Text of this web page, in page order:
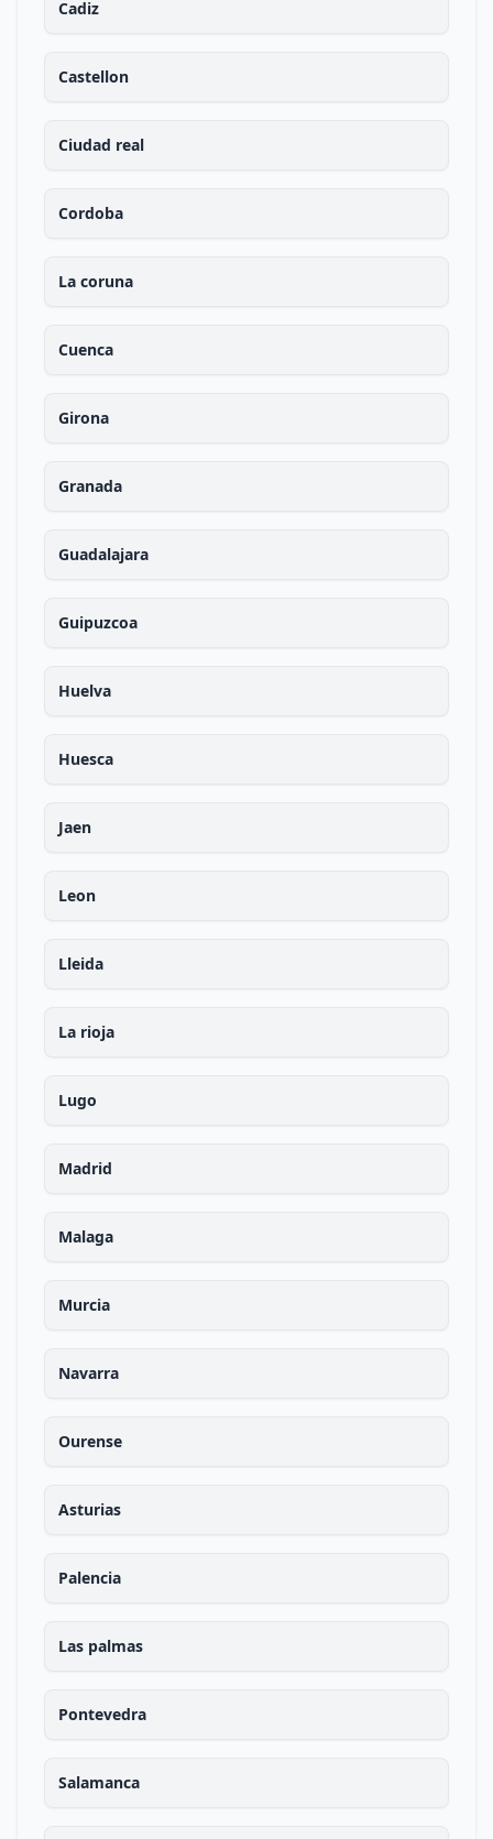
Cadiz
Castellon
Ciudad real
Cordoba
La coruna
Cuenca
Girona
Granada
Guadalajara
Guipuzcoa
Huelva
Huesca
Jaen
Leon
Lleida
La rioja
Lugo
Madrid
Malaga
Murcia
Navarra
Ourense
Asturias
Palencia
Las palmas
Pontevedra
Salamanca